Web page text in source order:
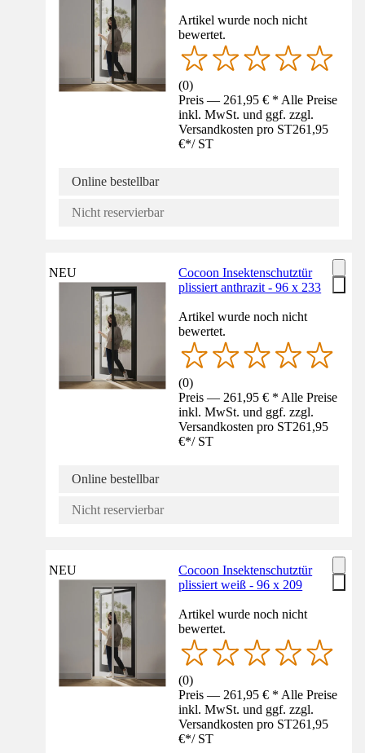
Artikel wurde noch nicht
bewertet.
(0)
Preis — 261,95 € * Alle Preise
inkl. MwSt. und ggf. zzgl.
Versandkosten pro ST261,95
€*/ ST
Online bestellbar
Nicht reservierbar
NEU
Cocoon Insektenschutztür
plissiert anthrazit - 96 x 233
Artikel wurde noch nicht
bewertet.
(0)
Preis — 261,95 € * Alle Preise
inkl. MwSt. und ggf. zzgl.
Versandkosten pro ST261,95
€*/ ST
Online bestellbar
Nicht reservierbar
NEU
Cocoon Insektenschutztür
plissiert weiß - 96 x 209
Artikel wurde noch nicht
bewertet.
(0)
Preis — 261,95 € * Alle Preise
inkl. MwSt. und ggf. zzgl.
Versandkosten pro ST261,95
€*/ ST